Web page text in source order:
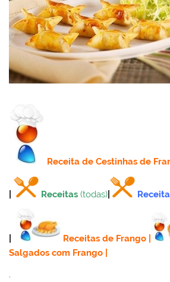
Receitade Cestinhas de
Receitas (todas)
Receitas de Frango
Salgados com Frango
.